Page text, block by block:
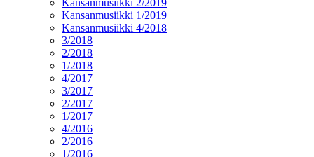
Kansanmusiikki 1/2019
Kansanmusiikki 4/2018
3/2018
2/2018
1/2018
4/2017
3/2017
2/2017
1/2017
4/2016
2/2016
1/2016